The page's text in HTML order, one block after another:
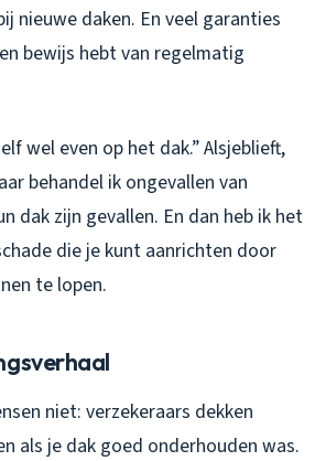
nieuwe daken. En veel garanties
bewijs hebt van regelmatig
wel even op het dak.” Alsjeblieft,
behandel ik ongevallen van
dak zijn gevallen. En dan heb ik het
die je kunt aanrichten door
te lopen.
niet: verzekeraars dekken
als je dak goed onderhouden was.